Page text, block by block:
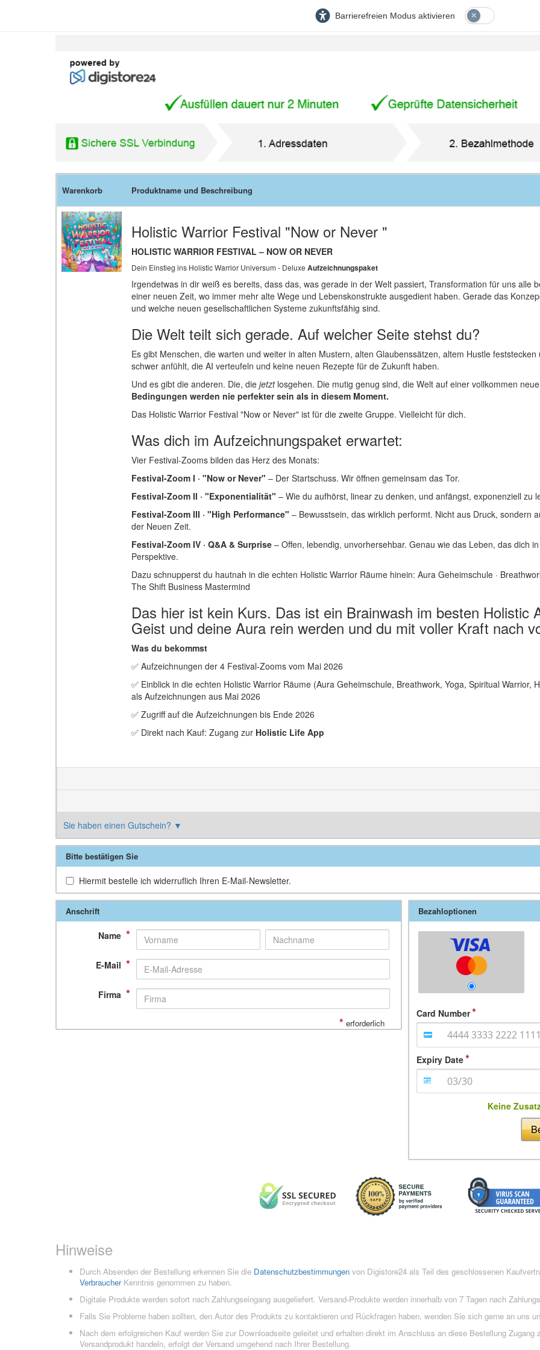
Barrierefreien Modus aktivieren
Warenkorb Produktname und Beschreibung
Holistic Warrior Festival "Now or Never "
HOLISTIC WARRIOR FESTIVAL – NOW OR NEVER
Dein Einstieg ins Holistic Warrior Universum - Deluxe Aufzeichnungspaket
Irgendetwas in dir weiß es bereits, dass das, was gerade in der Welt passiert, Transformation für uns alle
einer neuen Zeit, wo immer mehr alte Wege und Lebenskonstrukte ausgedient haben. Gerade das
und welche neuen gesellschaftlichen Systeme zukunftsfähig sind.
Die Welt teilt sich gerade. Auf welcher Seite stehst du?
Es gibt Menschen, die warten und weiter in alten Mustern, alten Glaubenssätzen, altem Hustle
schwer anfühlt, die AI verteufeln und keine neuen Rezepte für de Zukunft haben.
Und es gibt die anderen. Die, die jetztlosgehen. Die mutig genug sind, die Welt auf einer vollkommen
Bedingungen werden nie perfekter sein als in diesem Moment.
Das Holistic Warrior Festival "Now or Never" ist für die zweite Gruppe. Vielleicht für dich.
Was dich im Aufzeichnungspaket erwartet:
Vier Festival-Zooms bilden das Herz des Monats:
Festival-Zoom I · "Now or Never" – Der Startschuss. Wir öffnen gemeinsam das Tor.
Festival-Zoom II · "Exponentialität" – Wie du aufhörst, linear zu denken, und anfängst, exponenziell zu
Festival-Zoom III · "High Performance" – Bewusstsein, das wirklich performt. Nicht aus Druck, sondern
der Neuen Zeit.
Festival-Zoom IV · Q&A & Surprise – Offen, lebendig, unvorhersehbar. Genau wie das Leben, das dich
Perspektive.
Dazu schnupperst du hautnah in die echten Holistic Warrior Räume hinein: Aura Geheimschule ·
The Shift Business Mastermind
Das hier ist kein Kurs. Das ist ein Brainwash im besten Holistic
Geist und deine Aura rein werden und du mit voller Kraft nach
Was du bekommst
✅ Aufzeichnungen der 4 Festival-Zooms vom Mai 2026
✅ Einblick in die echten Holistic Warrior Räume (Aura Geheimschule, Breathwork, Yoga, Spiritual Warrior,
als Aufzeichnungen aus Mai 2026
✅ Zugriff auf die Aufzeichnungen bis Ende 2026
✅ Direkt nach Kauf: Zugang zur Holistic Life App
Sie haben einen Gutschein? ▼
Bitte bestätigen Sie
Hiermit bestelle ich widerruflich Ihren E-Mail-Newsletter.
Anschrift
Name *
E-Mail *
Firma *
* erforderlich
Bezahloptionen
Card Number
Expiry Date
Keine
Hinweise
Durch Absenden der Bestellung erkennen Sie die Datenschutzbestimmungen von Digistore24 als Teil des geschlossenen
VerbraucherKenntnis genommen zu haben.
Digitale Produkte werden sofort nach Zahlungseingang ausgeliefert. Versand-Produkte werden innerhalb von 7 Tagen nach
Falls Sie Probleme haben sollten, den Autor des Produkts zu kontaktieren und Rückfragen haben, wenden Sie sich gerne an uns
Nach dem erfolgreichen Kauf werden Sie zur Downloadseite geleitet und erhalten direkt im Anschluss an diese Bestellung
Versandprodukt handeln, erfolgt der Versand umgehend nach Ihrer Bestellung.